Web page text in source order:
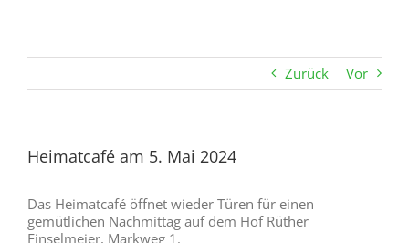
Zurück Vor
Heimatcafé am 5. Mai 2024
Das Heimatcafé öffnet wieder Türen für einen
gemütlichen Nachmittag auf dem Hof Rüther
Finselmeier, Markweg 1.